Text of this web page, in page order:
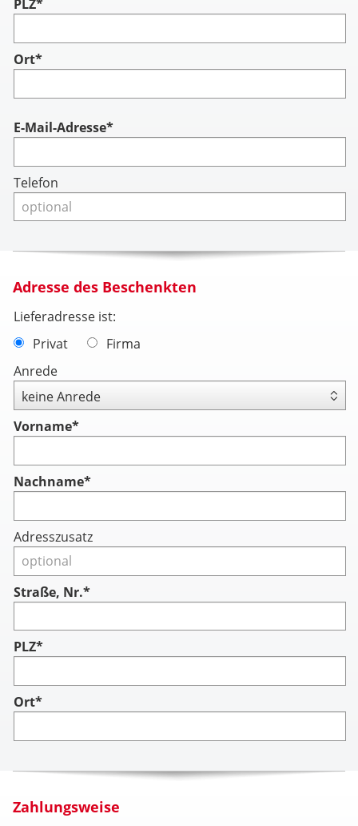
PLZ*
Ort*
Account
E-Mail-Adresse*
Telefon
Adresse des Beschenkten
Lieferadresse ist:
Privat
Firma
Anrede
Vorname*
Nachname*
Adresszusatz
Straße, Nr.*
PLZ*
Ort*
Zahlungsweise